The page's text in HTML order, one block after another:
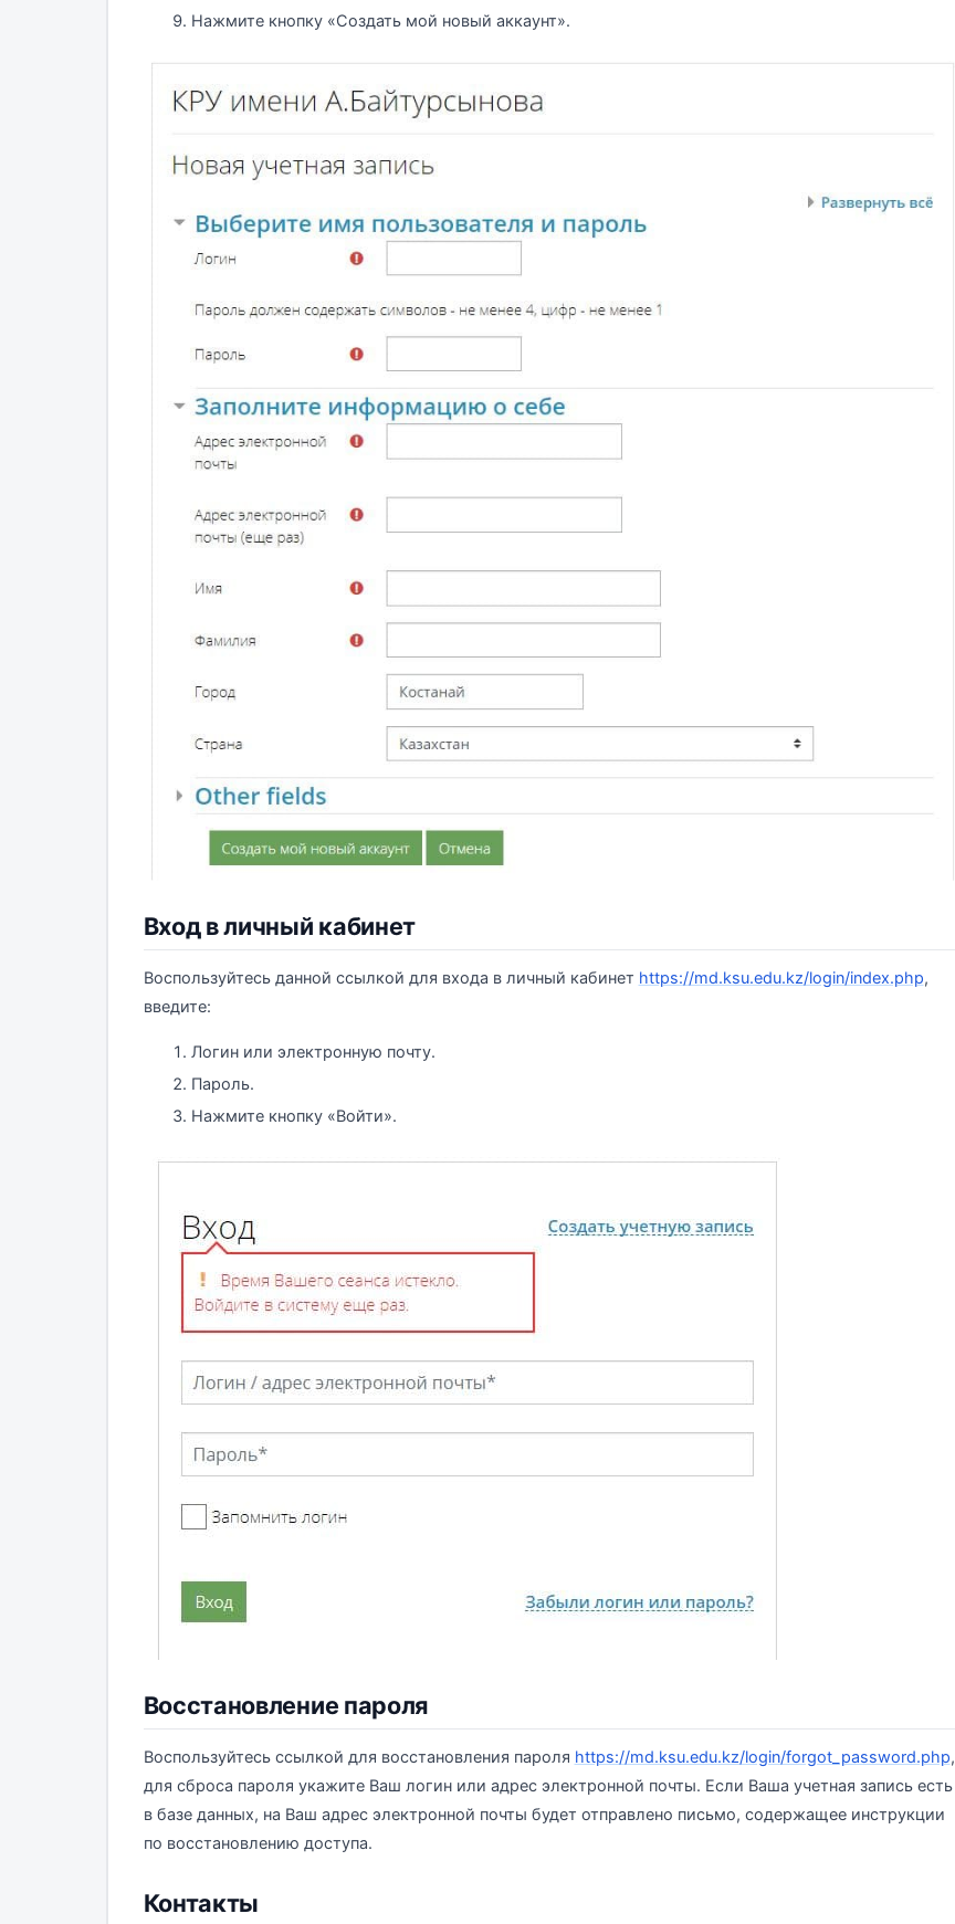
Нажмите кнопку «Создать мой новый аккаунт».
Вход в личный кабинет
Воспользуйтесь данной ссылкой для входа в личный кабинет https://md.ksu.edu.kz/login/index.php,
введите:
Логин или электронную почту.
Пароль.
Нажмите кнопку «Войти».
Восстановление пароля
Воспользуйтесь ссылкой для восстановления пароля https://md.ksu.edu.kz/login/forgot_password.php,
для сброса пароля укажите Ваш логин или адрес электронной почты. Если Ваша учетная запись есть
в базе данных, на Ваш адрес электронной почты будет отправлено письмо, содержащее инструкции
по восстановлению доступа.
Контакты